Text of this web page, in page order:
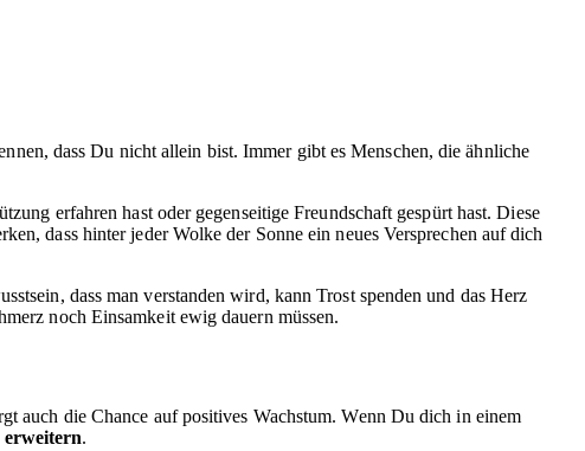
dass Du nicht allein bist. Immer gibt es Menschen, die ähnliche
erfahren hast oder gegenseitige Freundschaft gespürt hast. Diese
dass hinter jeder Wolke der Sonne ein neues Versprechen auf dich
dass man verstanden wird, kann Trost spenden und das Herz
noch Einsamkeit ewig dauern müssen.
auch die Chance auf positives Wachstum. Wenn Du dich in einem
erweitern.